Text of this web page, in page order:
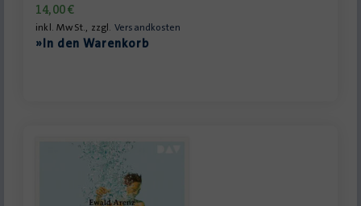
14,00€
inkl. MwSt., zzgl. Versandkosten
»In den Warenkorb